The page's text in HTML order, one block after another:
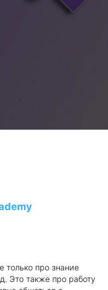
только про знание
Это также про работу